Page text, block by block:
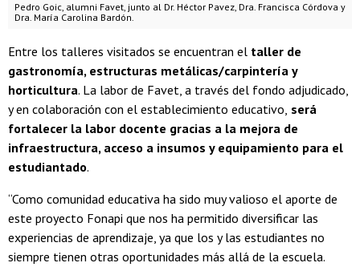
Pedro Goic, alumni Favet, junto al Dr. Héctor Pavez, Dra. Francisca Córdova y
Dra. María Carolina Bardón.
Entre los talleres visitados se encuentran el taller de
gastronomía, estructuras metálicas/carpintería y
horticultura. La labor de Favet, a través del fondo adjudicado,
y en colaboración con el establecimiento educativo, será
fortalecer la labor docente gracias a la mejora de
infraestructura, acceso a insumos y equipamiento para el
estudiantado.
“Como comunidad educativa ha sido muy valioso el aporte de
este proyecto Fonapi que nos ha permitido diversificar las
experiencias de aprendizaje, ya que los y las estudiantes no
siempre tienen otras oportunidades más allá de la escuela.